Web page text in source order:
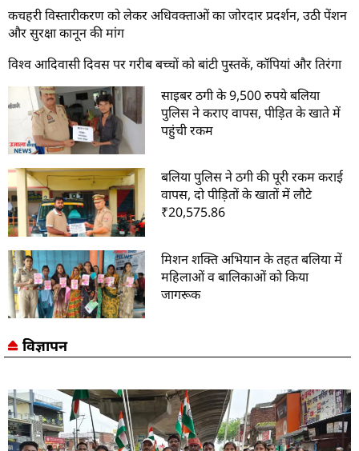
कचहरी विस्तारीकरण को लेकर अधिवक्ताओं का जोरदार प्रदर्शन, उठी पेंशन
और सुरक्षा कानून की मांग
विश्व आदिवासी दिवस पर गरीब बच्चों को बांटी पुस्तकें, कॉपियां और तिरंगा
साइबर ठगी के 9,500 रुपये बलिया
पुलिस ने कराए वापस, पीड़ित के खाते में
पहुंची रकम
बलिया पुलिस ने ठगी की पूरी रकम कराई
वापस, दो पीड़ितों के खातों में लौटे
₹20,575.86
मिशन शक्ति अभियान के तहत बलिया में
महिलाओं व बालिकाओं को किया
जागरूक
विज्ञापन